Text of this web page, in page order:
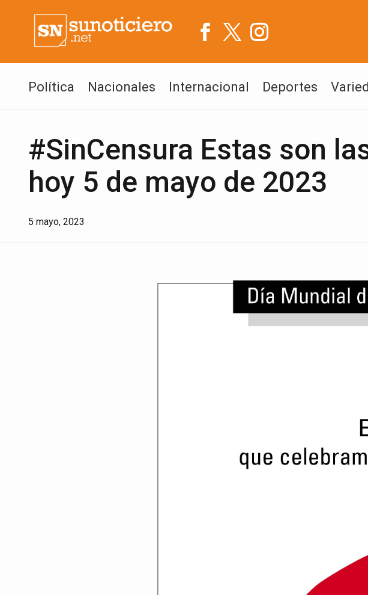
Política Nacionales Internacional Deportes
#SinCensura Estas son
hoy 5 de mayo de 2023
5 mayo, 2023